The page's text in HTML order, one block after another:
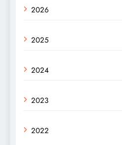
2026
2025
2024
2023
2022